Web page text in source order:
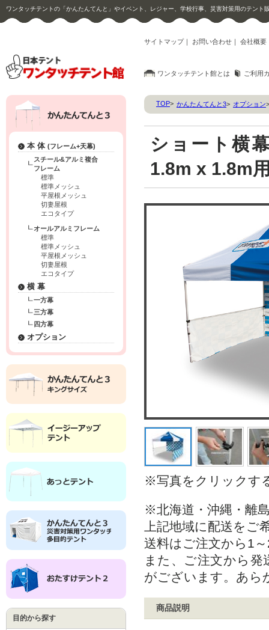
ワンタッチテントの「かんたんてんと」やイベント、レジャー、学校行事、災害対策用のテント
サイトマップ｜ お問い合わせ ｜ 会社概要
ワンタッチテント館とは ご利用
本 体 (フレーム+天幕)
スチール&アルミ複合
フレーム
標準
標準メッシュ
平屋根メッシュ
切妻屋根
エコタイプ
オールアルミフレーム
標準
標準メッシュ
平屋根メッシュ
切妻屋根
エコタイプ
横 幕
一方幕
三方幕
四方幕
オプション
目的から探す
TOP> かんたんてんと3> オプション>
ショート横
1.8m x 1.8m
※写真をクリックす
※北海道・沖縄・離
上記地域に配送を
送料はご注文から1
また、ご注文から
がございます。あら
商品説明